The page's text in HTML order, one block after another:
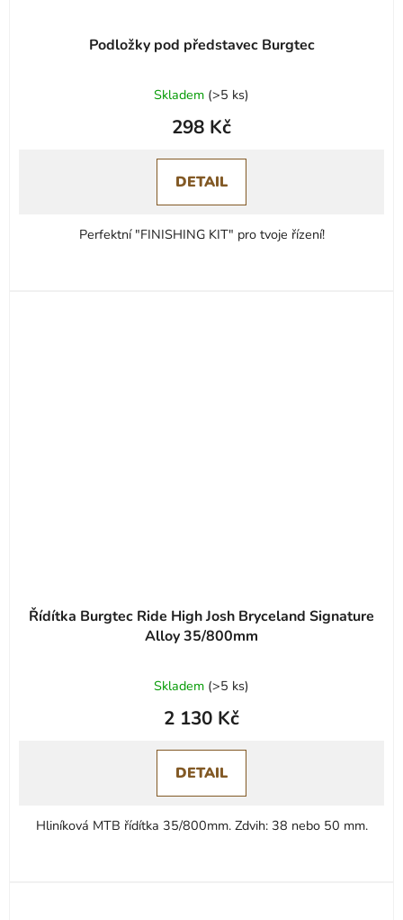
Podložky pod představec Burgtec
Skladem (>5 ks)
298 Kč
DETAIL
Perfektní "FINISHING KIT" pro tvoje řízení!
Řídítka Burgtec Ride High Josh Bryceland Signature
Alloy 35/800mm
hodnocení
produktu
0,0
z
5
Skladem (>5 ks)
2 130 Kč
DETAIL
Hliníková MTB řídítka 35/800mm. Zdvih: 38 nebo 50 mm.